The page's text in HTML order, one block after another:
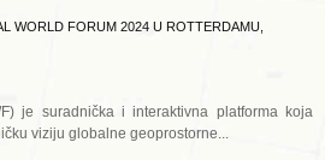
WORLD FORUM 2024 U ROTTERDAMU,
je suradnička i interaktivna platforma koja
viziju globalne geoprostorne...